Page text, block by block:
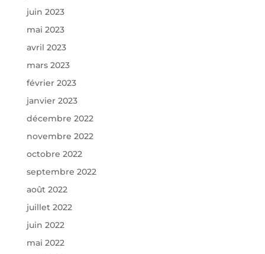
juin 2023
mai 2023
avril 2023
mars 2023
février 2023
janvier 2023
décembre 2022
novembre 2022
octobre 2022
septembre 2022
août 2022
juillet 2022
juin 2022
mai 2022